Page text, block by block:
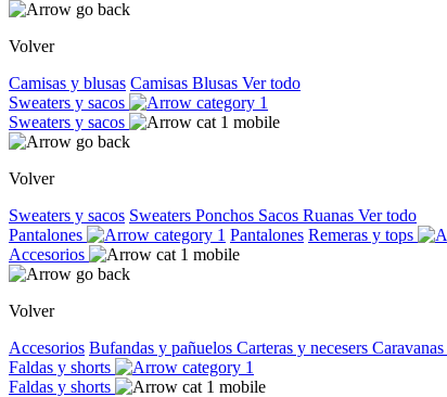
Volver
Camisas y blusas Camisas Blusas Ver todo
Sweaters y sacos
Sweaters y sacos
Volver
Sweaters y sacos Sweaters Ponchos Sacos Ruanas Ver todo
Pantalones
Pantalones Remeras y tops
Accesorios
Volver
Accesorios Bufandas y pañuelos Carteras y necesers Caravanas
Faldas y shorts
Faldas y shorts